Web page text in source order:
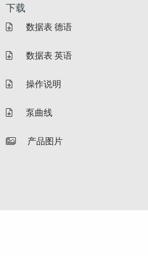
下载
数据表 德语
数据表 英语
操作说明
泵曲线
产品图片